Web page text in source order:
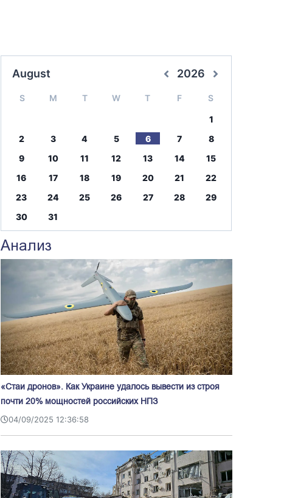
August 2026
S M T W T F S
1
2
3 4 5 6 7
8
9
10 11 12 13 14
15
16
17 18 19 20 21
22
23
24 25 26 27 28
29
30
31
Анализ
«Стаи дронов». Как Украине удалось вывести из строя
почти 20% мощностей российских НПЗ
04/09/2025 12:36:58